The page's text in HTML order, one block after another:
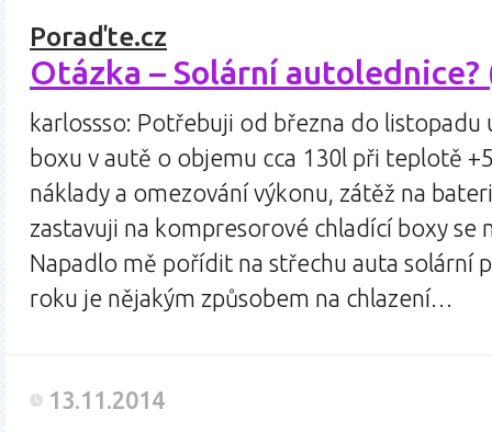
Poraďte.cz
Otázka – Solární
karlossso: Potřebuji od března do
boxu v autě o objemu cca 130l při teplotě
náklady a omezování výkonu, zátěž na
zastavuji na kompresorové chladící boxy se
Napadlo mě pořídit na střechu auta solární
roku je nějakým způsobem na chlazení…
13.11.2014